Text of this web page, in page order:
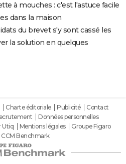
à mouches : c'est l'astuce facile
dans la maison
du brevet s'y sont cassé les
la solution en quelques
Charte éditoriale Publicité
Contact
Données personnelles
Utiq Mentions légales
Groupe Figaro
Benchmark